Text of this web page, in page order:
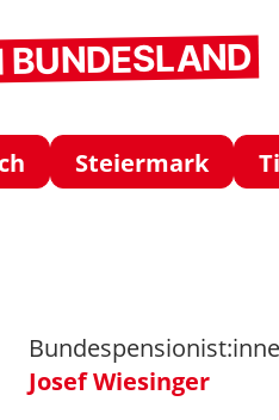
BUNDESLAND
Steiermark
Josef Wiesinger